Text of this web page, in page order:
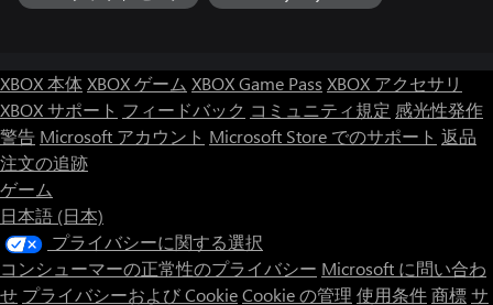
XBOX 本体XBOX ゲーム XBOX Game Pass XBOX アクセサリ
XBOX サポート フィードバック コミュニティ規定 感光性発作
警告 Microsoft アカウント Microsoft Store でのサポート 返品
注文の追跡
ゲーム
日本語 (日本)
プライバシーに関する選択
コンシューマーの正常性のプライバシー Microsoft に問い合わ
せ プライバシーおよび CookieCookie の管理 使用条件商標サ